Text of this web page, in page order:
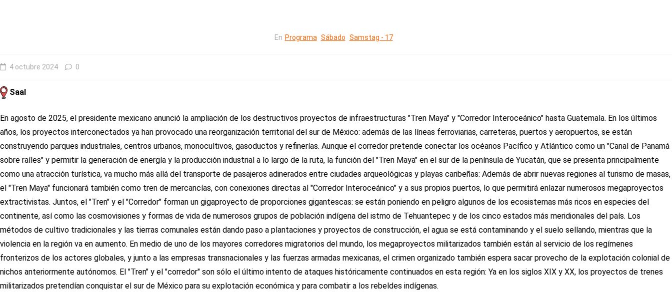
En Programa Sábado Samstag - 17
4 octubre 2024 0
Saal
En agosto de 2025, el presidente mexicano anunció la ampliación de los destructivos proyectos de infraestructuras "Tren Maya" y "Corredor Interoceánico" hasta Guatemala. En los últimos
años, los proyectos interconectados ya han provocado una reorganización territorial del sur de México: además de las líneas ferroviarias, carreteras, puertos y aeropuertos, se están
construyendo parques industriales, centros urbanos, monocultivos, gasoductos y refinerías. Aunque el corredor pretende conectar los océanos Pacífico y Atlántico como un "Canal de Panamá
sobre raíles" y permitir la generación de energía y la producción industrial a lo largo de la ruta, la función del "Tren Maya" en el sur de la península de Yucatán, que se presenta principalmente
como una atracción turística, va mucho más allá del transporte de pasajeros adinerados entre ciudades arqueológicas y playas caribeñas: Además de abrir nuevas regiones al turismo de masas,
el "Tren Maya" funcionará también como tren de mercancías, con conexiones directas al "Corredor Interoceánico" y a sus propios puertos, lo que permitirá enlazar numerosos megaproyectos
extractivistas. Juntos, el "Tren" y el "Corredor" forman un gigaproyecto de proporciones gigantescas: se están poniendo en peligro algunos de los ecosistemas más ricos en especies del
continente, así como las cosmovisiones y formas de vida de numerosos grupos de población indígena del istmo de Tehuantepec y de los cinco estados más meridionales del país. Los
métodos de cultivo tradicionales y las tierras comunales están dando paso a plantaciones y proyectos de construcción, el agua se está contaminando y el suelo sellando, mientras que la
violencia en la región va en aumento. En medio de uno de los mayores corredores migratorios del mundo, los megaproyectos militarizados también están al servicio de los regímenes
fronterizos de los actores globales, y junto a las empresas transnacionales y las fuerzas armadas mexicanas, el crimen organizado también espera sacar provecho de la explotación colonial de
nichos anteriormente autónomos. El "Tren" y el "corredor" son sólo el último intento de ataques históricamente continuados en esta región: Ya en los siglos XIX y XX, los proyectos de trenes
militarizados pretendían conquistar el sur de México para su explotación económica y para combatir a los rebeldes indígenas.